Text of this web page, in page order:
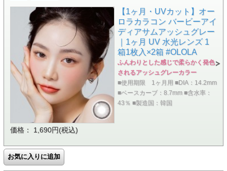
【1ヶ月・UVカット】オー
ロラカラコン バービーアイ
ディアサムアッシュグレー
｜1ヶ月 UV 水光レンズ 1
箱1枚入×2箱 #OLOLA
ふんわりとした感じで柔らかく発色
されるアッシュグレーカラー
■使用期限 1ヶ月用 ■DIA：14.2mm
■ベースカーブ：8.7mm ■含水率：
43％ ■製造国：韓国
価格： 1,690円(税込)